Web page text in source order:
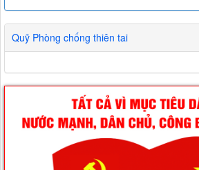
Quỹ Phòng chống thiên tai